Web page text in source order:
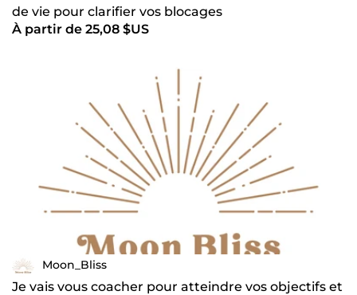
de vie pour clarifier vos blocages
À partir de 25,08 $US
Moon_Bliss
Je vais vous coacher pour atteindre vos objectifs et